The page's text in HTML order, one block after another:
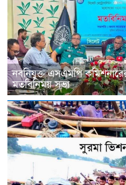
নবনিযুক্ত এসএমপি
মতবিনিময় সভা